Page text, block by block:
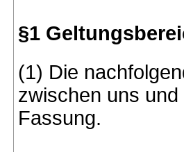
§1
(1) Die
zwischen uns
Fassung.